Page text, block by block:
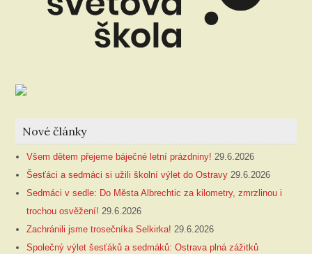
Nové články
Všem dětem přejeme báječné letní prázdniny! 29.6.2026
Šesťáci a sedmáci si užili školní výlet do Ostravy 29.6.2026
Sedmáci v sedle: Do Města Albrechtic za kilometry, zmrzlinou i
trochou osvěžení! 29.6.2026
Zachránili jsme trosečníka Selkirka! 29.6.2026
Společný výlet šesťáků a sedmáků: Ostrava plná zážitků